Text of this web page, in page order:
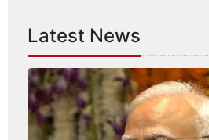
Latest News